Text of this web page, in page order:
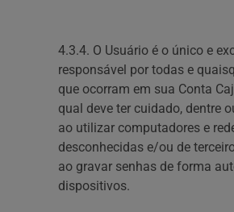
4.3.4. O Usuário é o único e
responsável por todas e
que ocorram em sua Conta
qual deve ter cuidado, dentre
ao utilizar computadores e
desconhecidas e/ou de
ao gravar senhas de forma
dispositivos.